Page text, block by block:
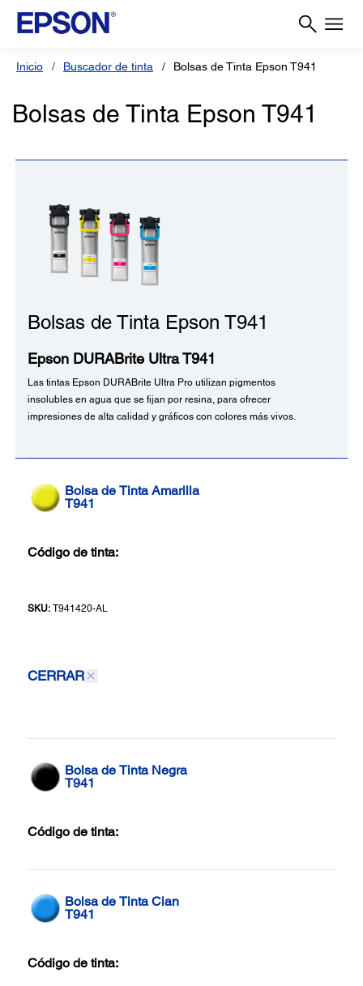
Inicio Buscador de tinta Bolsas de Tinta Epson T941
Bolsas de Tinta Epson T941
Bolsas de Tinta Epson T941
Epson DURABrite Ultra T941
Las tintas Epson DURABrite Ultra Pro utilizan pigmentos
insolubles en agua que se fijan por resina, para ofrecer
impresiones de alta calidad y gráficos con colores más vivos.
Bolsa de Tinta Amarilla
T941
Código de tinta:
SKU: T941420-AL
CERRAR
Bolsa de Tinta Negra
T941
Código de tinta:
Bolsa de Tinta Cian
T941
Código de tinta: